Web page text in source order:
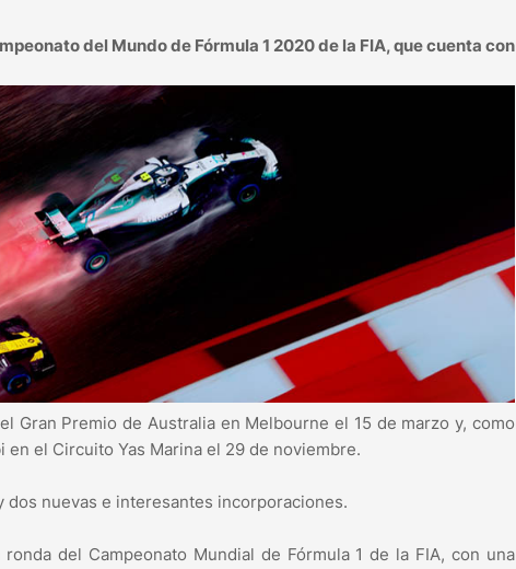
del Mundo de Fórmula 1 2020 de la FIA, que cuenta con
Gran Premio de Australia en Melbourne el 15 de marzo y, como
el Circuito Yas Marina el 29 de noviembre.
dos nuevas e interesantes incorporaciones.
del Campeonato Mundial de Fórmula 1 de la FIA, con una